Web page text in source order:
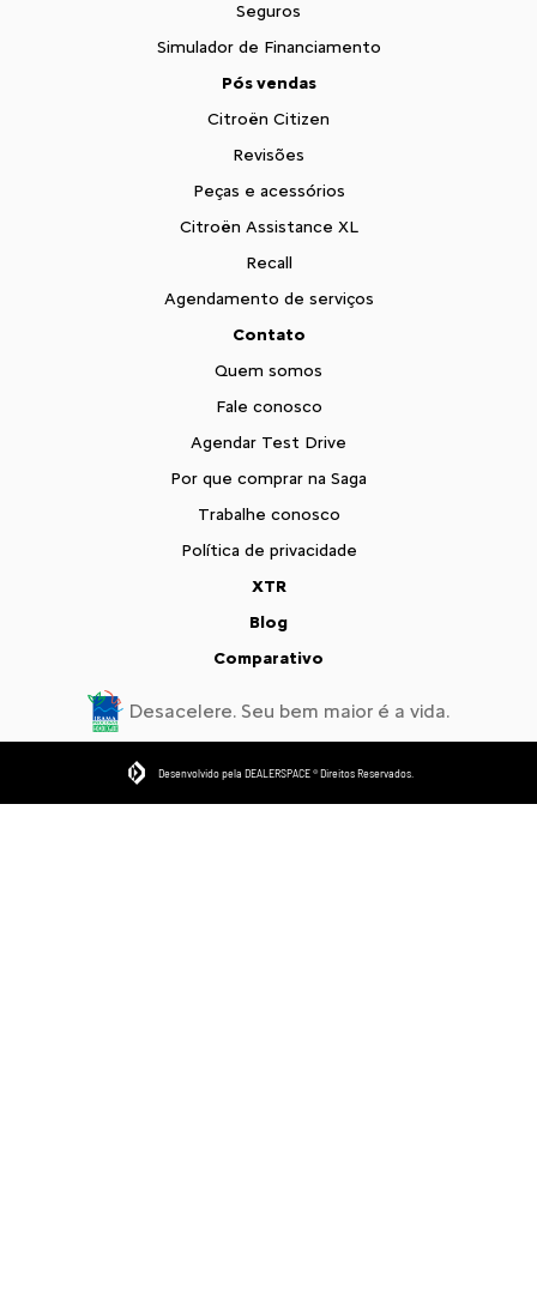
Seguros
Simulador de Financiamento
Pós vendas
Citroën Citizen
Revisões
Peças e acessórios
Citroën Assistance XL
Recall
Agendamento de serviços
Contato
Quem somos
Fale conosco
Agendar Test Drive
Por que comprar na Saga
Trabalhe conosco
Política de privacidade
XTR
Blog
Comparativo
Desacelere. Seu bem maior é a vida.
Desenvolvido pela DEALERSPACE ® Direitos Reservados.